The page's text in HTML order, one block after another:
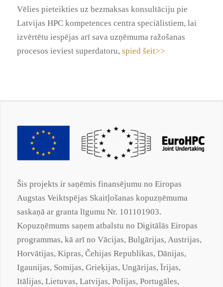
Vēlies pieteikties uz bezmaksas konsultāciju pie
Latvijas HPC kompetences centra speciālistiem, lai
izvērtētu iespējas arī sava uzņēmuma ražošanas
procesos ieviest superdatoru, spied šeit>>
Šis projekts ir saņēmis finansējumu no Eiropas
Augstas Veiktspējas Skaitļošanas kopuzņēmuma
saskaņā ar granta līgumu Nr. 101101903.
Kopuzņēmums saņem atbalstu no Digitālās Eiropas
programmas, kā arī no Vācijas, Bulgārijas, Austrijas,
Horvātijas, Kipras, Čehijas Republikas, Dānijas,
Igaunijas, Somijas, Grieķijas, Ungārijas, Īrijas,
Itālijas, Lietuvas, Latvijas, Polijas, Portugāles,